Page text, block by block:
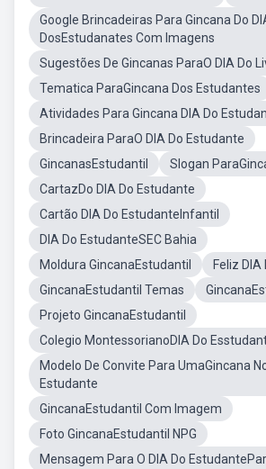
Google Brincadeiras Para Gincana Do
DosEstudanates Com Imagens
Sugestões De Gincanas ParaO DIA Do
Tematica ParaGincana Dos Estudantes
Atividades Para Gincana DIA Do
Brincadeira ParaO DIA Do Estudante
GincanasEstudantil
Slogan
CartazDo DIA Do Estudante
Cartão DIA Do EstudanteInfantil
DIA Do EstudanteSEC Bahia
Moldura GincanaEstudantil
Feliz
GincanaEstudantil Temas
Projeto GincanaEstudantil
Colegio MontessorianoDIA Do
Modelo De Convite Para UmaGincana
Estudante
GincanaEstudantil Com Imagem
Foto GincanaEstudantil NPG
Mensagem Para O DIA Do